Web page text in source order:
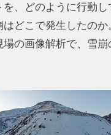
を、どのように行動し
はどこで発生したのか
場の画像解析で、雪崩